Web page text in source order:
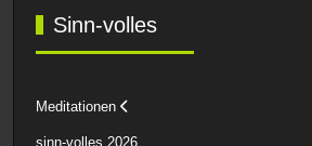
Sinn-volles
Meditationen
sinn-volles 2026